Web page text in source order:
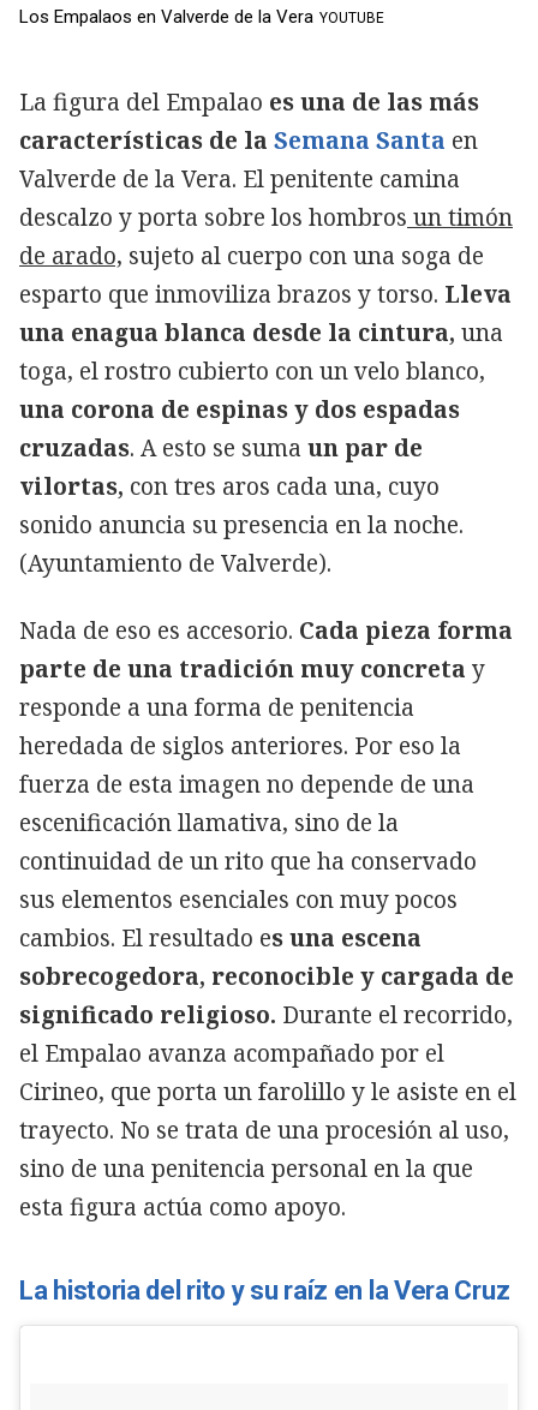
Los Empalaos en Valverde de la Vera YOUTUBE
La figura del Empalao es una de las más
características de la Semana Santa en
Valverde de la Vera. El penitente camina
descalzo y porta sobre los hombros un timón
de arado, sujeto al cuerpo con una soga de
esparto que inmoviliza brazos y torso. Lleva
una enagua blanca desde la cintura, una
toga, el rostro cubierto con un velo blanco,
una corona de espinas y dos espadas
cruzadas. A esto se suma un par de
vilortas, con tres aros cada una, cuyo
sonido anuncia su presencia en la noche.
(Ayuntamiento de Valverde).
Nada de eso es accesorio. Cada pieza forma
parte de una tradición muy concreta y
responde a una forma de penitencia
heredada de siglos anteriores. Por eso la
fuerza de esta imagen no depende de una
escenificación llamativa, sino de la
continuidad de un rito que ha conservado
sus elementos esenciales con muy pocos
cambios. El resultado es una escena
sobrecogedora, reconocible y cargada de
significado religioso. Durante el recorrido,
el Empalao avanza acompañado por el
Cirineo, que porta un farolillo y le asiste en el
trayecto. No se trata de una procesión al uso,
sino de una penitencia personal en la que
esta figura actúa como apoyo.
La historia del rito y su raíz en la Vera Cruz